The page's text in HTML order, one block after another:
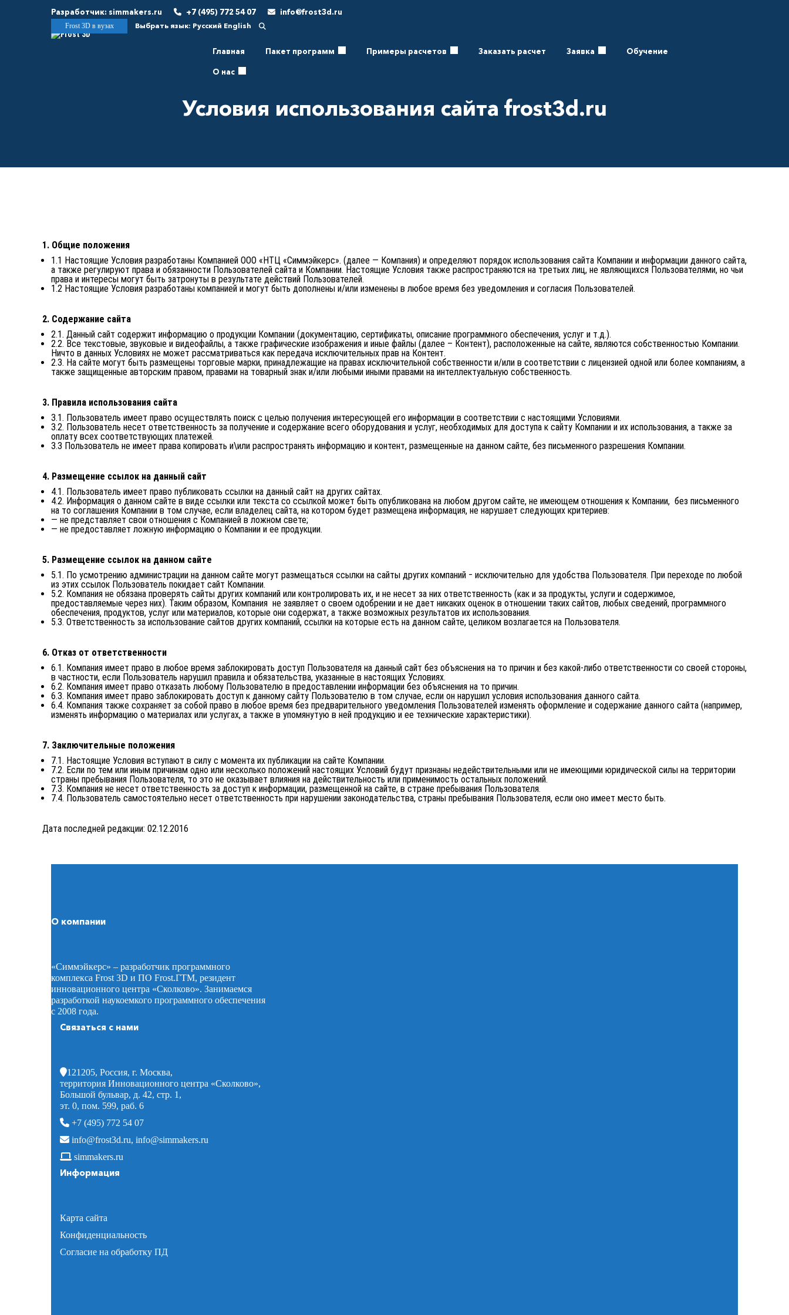
Разработчик: simmakers.ru +7 (495) 772 54 07 info@frost3d.ru
Frost 3D в вузах Выбрать язык: Русский English
Главная Пакет программ Примеры расчетов Заказать расчет Заявка Обучение
О нас
Условия использования сайта frost3d.ru
1. Общие положения
1.1 Настоящие Условия разработаны Компанией ООО «НТЦ «Симмэйкерс». (далее — Компания) и определяют порядок использования сайта Компании и информации данного сайта,
а также регулируют права и обязанности Пользователей сайта и Компании. Настоящие Условия также распространяются на третьих лиц, не являющихся Пользователями, но чьи
права и интересы могут быть затронуты в результате действий Пользователей.
1.2 Настоящие Условия разработаны компанией и могут быть дополнены и/или изменены в любое время без уведомления и согласия Пользователей.
2. Содержание сайта
2.1. Данный сайт содержит информацию о продукции Компании (документацию, сертификаты, описание программного обеспечения, услуг и т.д.).
2.2. Все текстовые, звуковые и видеофайлы, а также графические изображения и иные файлы (далее – Контент), расположенные на сайте, являются собственностью Компании.
Ничто в данных Условиях не может рассматриваться как передача исключительных прав на Контент.
2.3. На сайте могут быть размещены торговые марки, принадлежащие на правах исключительной собственности и/или в соответствии с лицензией одной или более компаниям, а
также защищенные авторским правом, правами на товарный знак и/или любыми иными правами на интеллектуальную собственность.
3. Правила использования сайта
3.1. Пользователь имеет право осуществлять поиск с целью получения интересующей его информации в соответствии с настоящими Условиями.
3.2. Пользователь несет ответственность за получение и содержание всего оборудования и услуг, необходимых для доступа к сайту Компании и их использования, а также за
оплату всех соответствующих платежей.
3.3 Пользователь не имеет права копировать и\или распространять информацию и контент, размещенные на данном сайте, без письменного разрешения Компании.
4. Размещение ссылок на данный сайт
4.1. Пользователь имеет право публиковать ссылки на данный сайт на других сайтах.
4.2. Информация о данном сайте в виде ссылки или текста со ссылкой может быть опубликована на любом другом сайте, не имеющем отношения к Компании, без письменного
на то соглашения Компании в том случае, если владелец сайта, на котором будет размещена информация, не нарушает следующих критериев:
— не представляет свои отношения с Компанией в ложном свете;
— не предоставляет ложную информацию о Компании и ее продукции.
5. Размещение ссылок на данном сайте
5.1. По усмотрению администрации на данном сайте могут размещаться ссылки на сайты других компаний ‒ исключительно для удобства Пользователя. При переходе по любой
из этих ссылок Пользователь покидает сайт Компании.
5.2. Компания не обязана проверять сайты других компаний или контролировать их, и не несет за них ответственность (как и за продукты, услуги и содержимое,
предоставляемые через них). Таким образом, Компания не заявляет о своем одобрении и не дает никаких оценок в отношении таких сайтов, любых сведений, программного
обеспечения, продуктов, услуг или материалов, которые они содержат, а также возможных результатов их использования.
5.3. Ответственность за использование сайтов других компаний, ссылки на которые есть на данном сайте, целиком возлагается на Пользователя.
6. Отказ от ответственности
6.1. Компания имеет право в любое время заблокировать доступ Пользователя на данный сайт без объяснения на то причин и без какой-либо ответственности со своей стороны,
в частности, если Пользователь нарушил правила и обязательства, указанные в настоящих Условиях.
6.2. Компания имеет право отказать любому Пользователю в предоставлении информации без объяснения на то причин.
6.3. Компания имеет право заблокировать доступ к данному сайту Пользователю в том случае, если он нарушил условия использования данного сайта.
6.4. Компания также сохраняет за собой право в любое время без предварительного уведомления Пользователей изменять оформление и содержание данного сайта (например,
изменять информацию о материалах или услугах, а также в упомянутую в ней продукцию и ее технические характеристики).
7. Заключительные положения
7.1. Настоящие Условия вступают в силу с момента их публикации на сайте Компании.
7.2. Если по тем или иным причинам одно или несколько положений настоящих Условий будут признаны недействительными или не имеющими юридической силы на территории
страны пребывания Пользователя, то это не оказывает влияния на действительность или применимость остальных положений.
7.3. Компания не несет ответственность за доступ к информации, размещенной на сайте, в стране пребывания Пользователя.
7.4. Пользователь самостоятельно несет ответственность при нарушении законодательства, страны пребывания Пользователя, если оно имеет место быть.
Дата последней редакции: 02.12.2016
О компании
«Симмэйкерс» – разработчик программного
комплекса Frost 3D и ПО Frost.ГТМ, резидент
инновационного центра «Сколково». Занимаемся
разработкой наукоемкого программного обеспечения
с 2008 года.
Связаться с нами
121205, Россия, г. Москва,
территория Инновационного центра «Сколково»,
Большой бульвар, д. 42, стр. 1,
эт. 0, пом. 599, раб. 6
+7 (495) 772 54 07
info@frost3d.ru, info@simmakers.ru
simmakers.ru
Информация
Карта сайта
Конфиденциальность
Согласие на обработку ПД